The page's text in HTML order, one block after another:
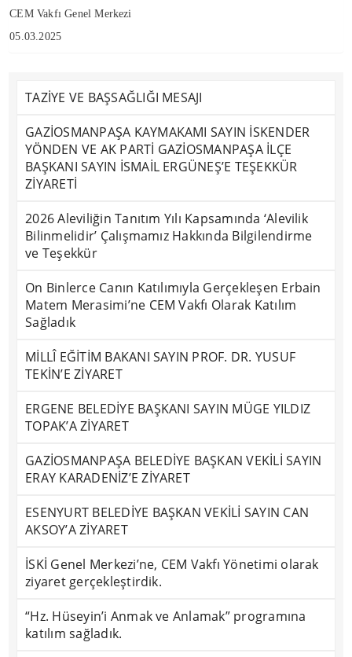
CEM Vakfı Genel Merkezi
05.03.2025
TAZİYE VE BAŞSAĞLIĞI MESAJI
GAZİOSMANPAŞA KAYMAKAMI SAYIN İSKENDER
YÖNDEN VE AK PARTİ GAZİOSMANPAŞA İLÇE
BAŞKANI SAYIN İSMAİL ERGÜNEŞ’E TEŞEKKÜR
ZİYARETİ
2026 Aleviliğin Tanıtım Yılı Kapsamında ‘Alevilik
Bilinmelidir’ Çalışmamız Hakkında Bilgilendirme
ve Teşekkür
On Binlerce Canın Katılımıyla Gerçekleşen Erbain
Matem Merasimi’ne CEM Vakfı Olarak Katılım
Sağladık
MİLLÎ EĞİTİM BAKANI SAYIN PROF. DR. YUSUF
TEKİN’E ZİYARET
ERGENE BELEDİYE BAŞKANI SAYIN MÜGE YILDIZ
TOPAK’A ZİYARET
GAZİOSMANPAŞA BELEDİYE BAŞKAN VEKİLİ SAYIN
ERAY KARADENİZ’E ZİYARET
ESENYURT BELEDİYE BAŞKAN VEKİLİ SAYIN CAN
AKSOY’A ZİYARET
İSKİ Genel Merkezi’ne, CEM Vakfı Yönetimi olarak
ziyaret gerçekleştirdik.
“Hz. Hüseyin’i Anmak ve Anlamak” programına
katılım sağladık.